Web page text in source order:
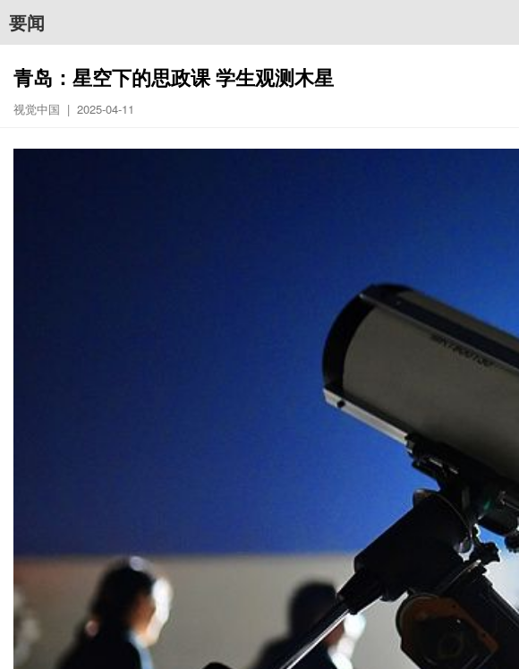
要闻
青岛：星空下的思政课 学生观测木星
视觉中国 | 2025-04-11